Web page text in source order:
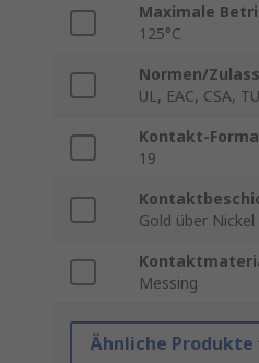
Maximale
125°C
Normen/
UL, EAC, CSA,
Kontakt-
19
Gold über Nickel
Messing
Ähnliche Produkte